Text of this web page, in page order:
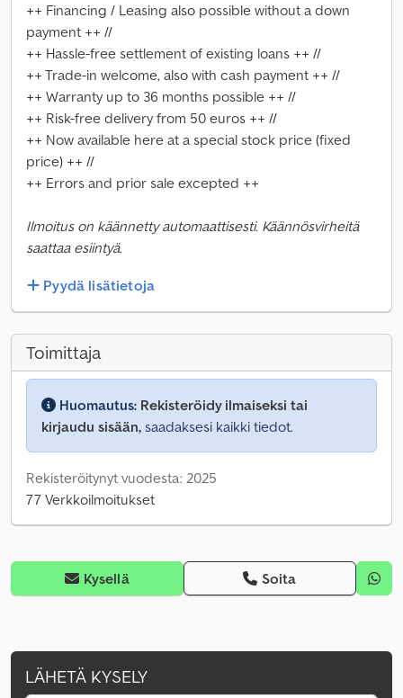
++ Financing / Leasing also possible without a down
payment ++ //
++ Hassle-free settlement of existing loans ++ //
++ Trade-in welcome, also with cash payment ++ //
++ Warranty up to 36 months possible ++ //
++ Risk-free delivery from 50 euros ++ //
++ Now available here at a special stock price (fixed
price) ++ //
++ Errors and prior sale excepted ++
Ilmoitus on käännetty automaattisesti. Käännösvirheitä
saattaa esiintyä.
Pyydä lisätietoja
Toimittaja
Huomautus: Rekisteröidy ilmaiseksi tai
kirjaudu sisään, saadaksesi kaikki tiedot.
Rekisteröitynyt vuodesta: 2025
77 Verkkoilmoitukset
Kysellä Soita
LÄHETÄ KYSELY